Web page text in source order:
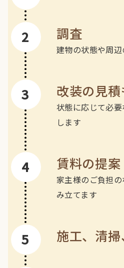
調査
建物の状態や周
改装の見積
状態に応じて必
します
賃料の提案
家主様のご負担
み立てます
施工、清